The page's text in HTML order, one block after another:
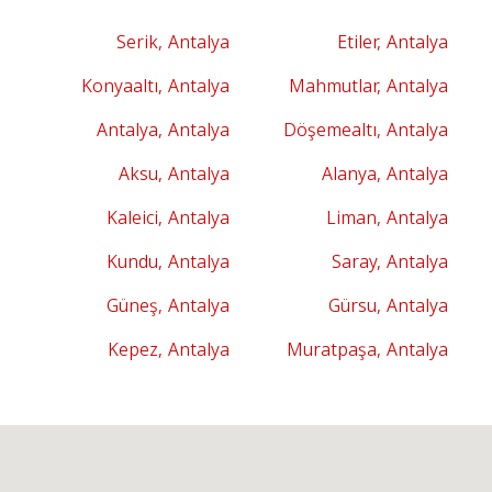
Etiler, Antalya
Serik, Antalya
Mahmutlar, Antalya
Konyaaltı, Antalya
Döşemealtı, Antalya
Antalya, Antalya
Alanya, Antalya
Aksu, Antalya
Liman, Antalya
Kaleici, Antalya
Saray, Antalya
Kundu, Antalya
Gürsu, Antalya
Güneş, Antalya
Muratpaşa, Antalya
Kepez, Antalya